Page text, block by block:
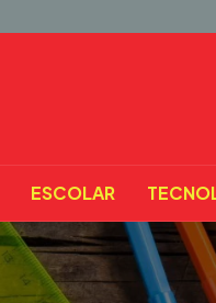
ESCOLAR